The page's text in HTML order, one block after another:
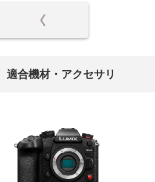
適合機材・アクセサリ